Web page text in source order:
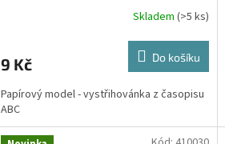
Skladem (>5 ks)
9 Kč Do košíku
Papírový model - vystřihovánka z časopisu
ABC